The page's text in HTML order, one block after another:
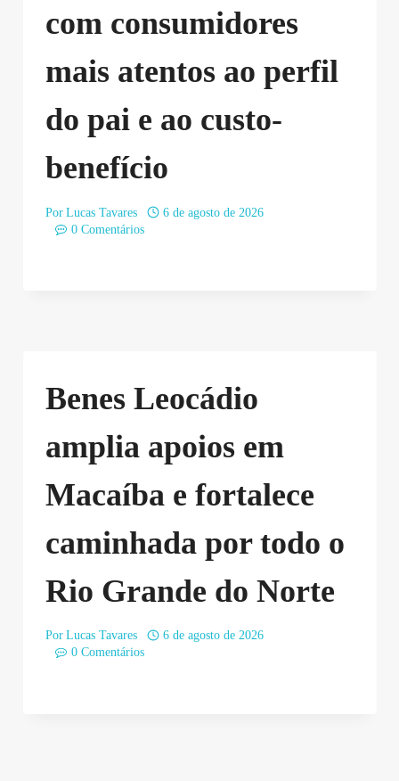
com consumidores
mais atentos ao perfil
do pai e ao custo-
benefício
Por Lucas Tavares
6 de agosto de 2026
0 Comentários
Benes Leocádio
amplia apoios em
Macaíba e fortalece
caminhada por todo o
Rio Grande do Norte
Por Lucas Tavares
6 de agosto de 2026
0 Comentários